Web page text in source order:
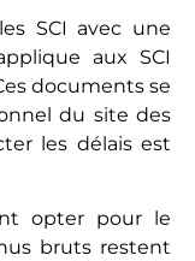
SCI avec une
aux SCI
documents se
du site des
les délais est
opter pour le
bruts restent